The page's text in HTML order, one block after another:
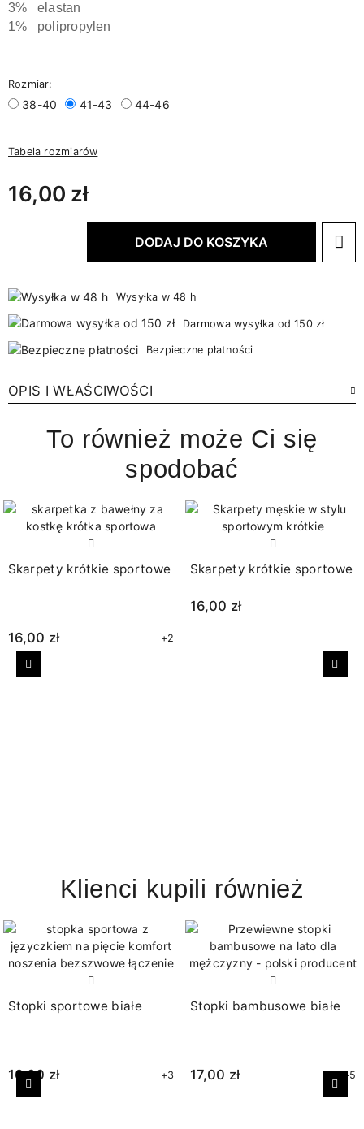
3% elastan
1% polipropylen
Rozmiar:
38-40 41-43 44-46
Tabela rozmiarów
16,00 zł
DODAJ DO KOSZYKA
Wysyłka w 48 h
Darmowa wysyłka od 150 zł
Bezpieczne płatności
OPIS I WŁAŚCIWOŚCI
To również może Ci się
spodobać
Skarpety krótkie sportowe
16,00 zł +2
Skarpety krótkie sportowe
16,00 zł
Poprzedni
Klienci kupili również
Stopki sportowe białe
16,00 zł +3
Stopki bambusowe białe
17,00 zł +5
Poprzedni